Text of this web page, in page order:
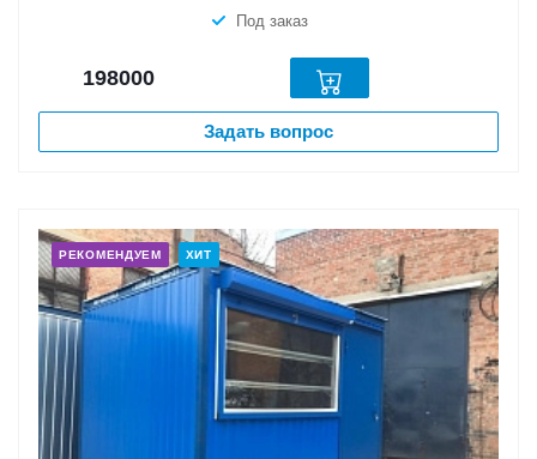
Под заказ
198000
Задать вопрос
РЕКОМЕНДУЕМ ХИТ